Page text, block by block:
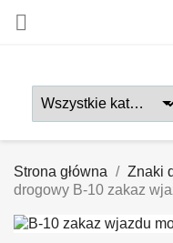

Strona główna Znaki
drogowy B-10 zakaz